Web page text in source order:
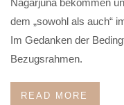
dem „sowohl als auch“
Im Gedanken der
Bezugsrahmen.
READ MORE